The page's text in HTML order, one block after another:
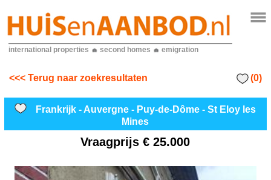
international properties second homes emigration
<<< Terug naar zoekresultaten (0)
Frankrijk - Auvergne - Puy-de-Dôme - St Eloy les
Mines
Vraagprijs€ 25.000